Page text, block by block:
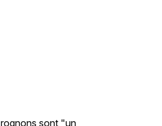
sont "un